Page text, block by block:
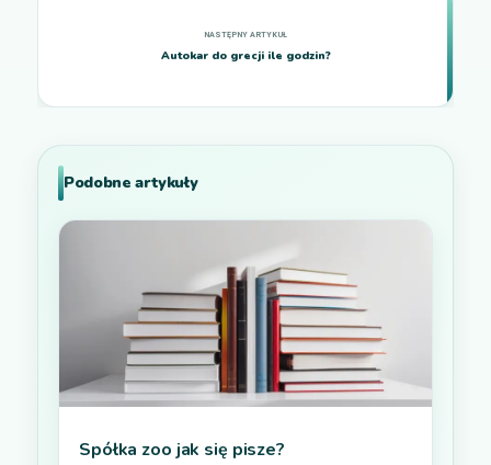
Autokar do grecji ile godzin?
Podobne artykuły
Spółka zoo jak się pisze?